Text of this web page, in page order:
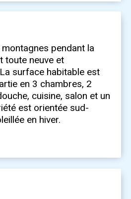
en hiver.